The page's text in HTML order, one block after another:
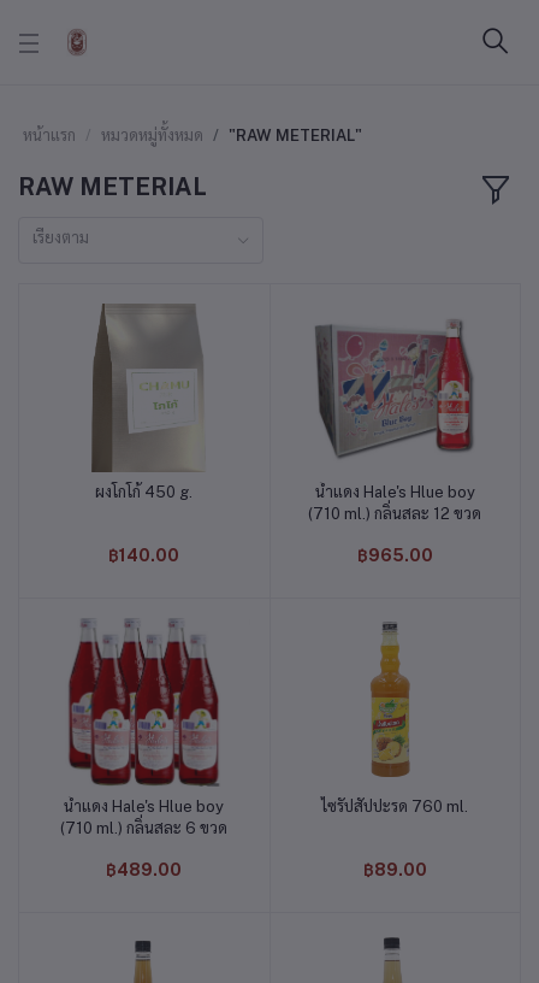
หน้าแรก หมวดหมู่ทั้งหมด "RAW METERIAL"
RAW METERIAL
เรียงตาม
หยิบใส่ตะกร้า
ผงโกโก้ 450 g.
฿140.00
หยิบใส่ตะกร้า
น้ำแดง Hale's Hlue boy
(710 ml.) กลิ่นสละ 12 ขวด
฿965.00
หยิบใส่ตะกร้า
น้ำแดง Hale's Hlue boy
(710 ml.) กลิ่นสละ 6 ขวด
฿489.00
หยิบใส่ตะกร้า
ไซรัปสัปปะรด 760 ml.
฿89.00